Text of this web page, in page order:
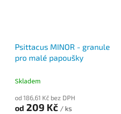
Psittacus MINOR - granule
pro malé papoušky
Skladem
od 186,61 Kč bez DPH
od 209 Kč / ks